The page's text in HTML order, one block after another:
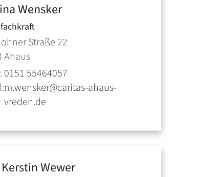
Wensker
Straße 22
Ahaus
0151 55464057
m.wensker@caritas-ahaus-
vreden.de
KerstinWewer